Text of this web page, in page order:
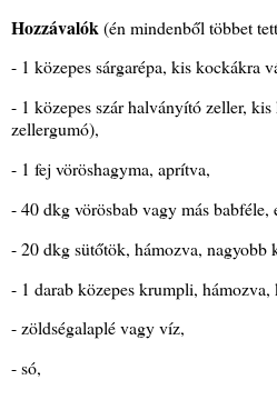
Hozzávalók (én mindenből többet
- 1 közepes sárgarépa, kis kockákra
- 1 közepes szár halványító zeller,
zellergumó),
- 1 fej vöröshagyma, aprítva,
- 40 dkg vörösbab vagy más babféle,
- 20 dkg sütőtök, hámozva, nagyobb
- 1 darab közepes krumpli, hámozva,
- zöldségalaplé vagy víz,
- só,